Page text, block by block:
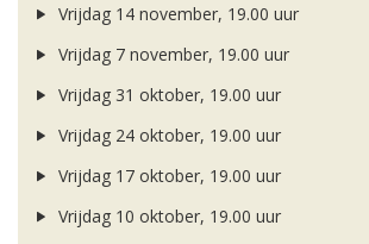
Vrijdag 14 november, 19.00 uur
Vrijdag 7 november, 19.00 uur
Vrijdag 31 oktober, 19.00 uur
Vrijdag 24 oktober, 19.00 uur
Vrijdag 17 oktober, 19.00 uur
Vrijdag 10 oktober, 19.00 uur